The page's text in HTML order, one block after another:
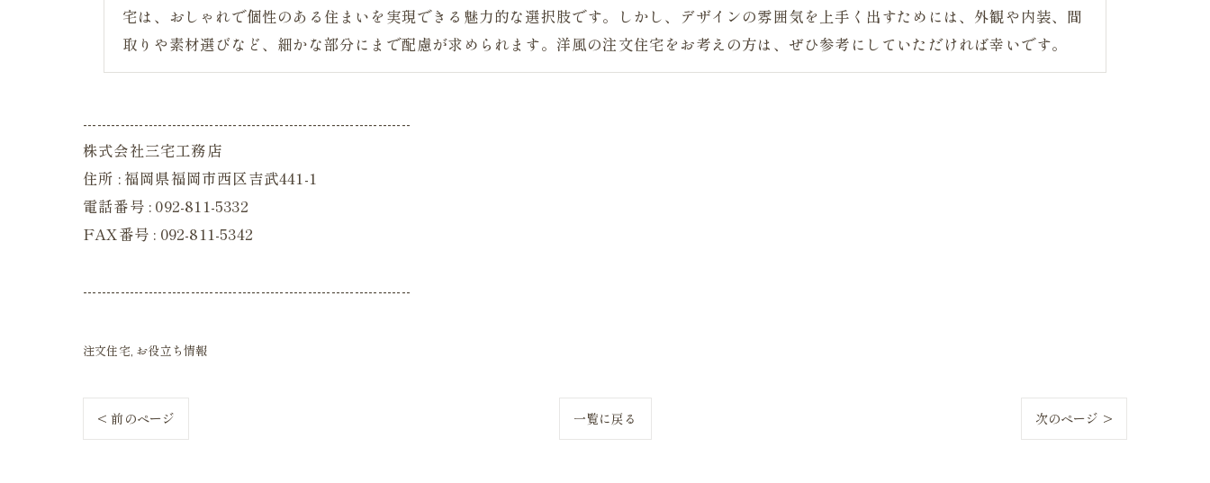
宅は、おしゃれで個性のある住まいを実現できる魅力的な選択肢です。しかし、デザインの雰囲気を上手く出すためには、外観や内装、間
取りや素材選びなど、細かな部分にまで配慮が求められます。洋風の注文住宅をお考えの方は、ぜひ参考にしていただければ幸いです。
----------------------------------------------------------------------
株式会社三宅工務店
住所 : 福岡県福岡市西区吉武441-1
電話番号 : 092-811-5332
FAX番号 : 092-811-5342
----------------------------------------------------------------------
注文住宅 お役立ち情報
< 前のページ 一覧に戻る 次のページ >